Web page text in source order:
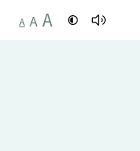
A A A